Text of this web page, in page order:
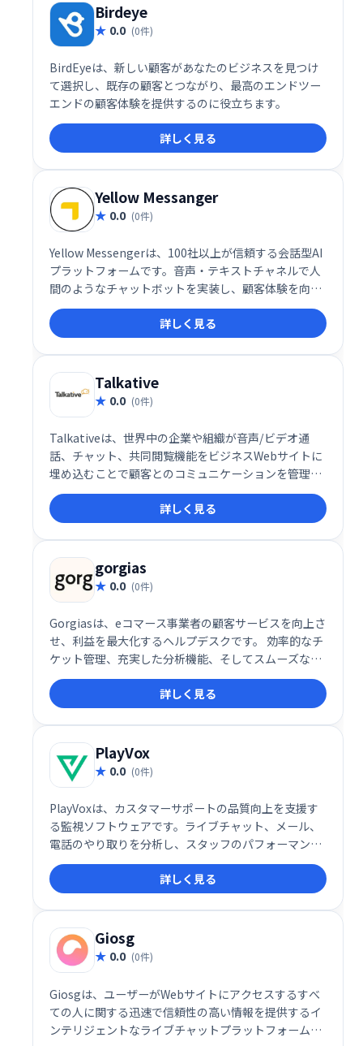
Birdeye
0.0 (0件)
BirdEyeは、新しい顧客があなたのビジネスを見つけ
て選択し、既存の顧客とつながり、最高のエンドツー
エンドの顧客体験を提供するのに役立ちます。
詳しく見る
Yellow Messanger
0.0 (0件)
Yellow Messengerは、100社以上が信頼する会話型AI
プラットフォームです。音声・テキストチャネルで人
間のようなチャットボットを実装し、顧客体験を向上
させます。強力なNLPエンジン、感情分析、90以上の
言語対応など、高度な機能を備え、コンタクトセンタ
ーの自動化にも貢献します。エンドツーエンドの会話
設計で、スムーズなコミュニケーションを実現しま
す。
詳しく見る
Talkative
0.0 (0件)
Talkativeは、世界中の企業や組織が音声/ビデオ通
話、チャット、共同閲覧機能をビジネスWebサイトに
埋め込むことで顧客とのコミュニケーションを管理で
きるライブチャットソリューションです。エージェン
トはプラットフォームを利用して複数のチャットを処
理し、顧客がWebサイトを閲覧するときに、メッセー
ジをリアルタイムで100以上の言語に即座に翻訳でき
ます。
詳しく見る
gorgias
0.0 (0件)
Gorgiasは、eコマース事業者の顧客サービスを向上さ
せ、利益を最大化するヘルプデスクです。 効率的なチ
ケット管理、充実した分析機能、そしてスムーズな顧
客対応を実現し、顧客満足度と収益性の向上を支援し
ます。 業務効率化と顧客エンゲージメントの強化を目
指せる、頼れるビジネスツールです。
詳しく見る
PlayVox
0.0 (0件)
PlayVoxは、カスタマーサポートの品質向上を支援す
る監視ソフトウェアです。ライブチャット、メール、
電話のやり取りを分析し、スタッフのパフォーマンス
や顧客体験を評価。わずか5分でQA監視プログラムを
作成でき、コーチングやモチベーション向上に役立ち
ます。全チャネルの顧客対応を分析することで、より
効果的なサポート体制を構築できます。
詳しく見る
Giosg
0.0 (0件)
Giosgは、ユーザーがWebサイトにアクセスするすべ
ての人に関する迅速で信頼性の高い情報を提供するイ
ンテリジェントなライブチャットプラットフォームで